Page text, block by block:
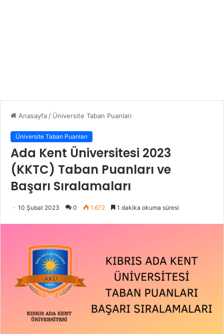
Anasayfa / Üniversite Taban Puanları
Üniversite Taban Puanları
Ada Kent Üniversitesi 2023
(KKTC) Taban Puanları ve
Başarı Sıralamaları
10 Şubat 2023 0 1.672 1 dakika okuma süresi